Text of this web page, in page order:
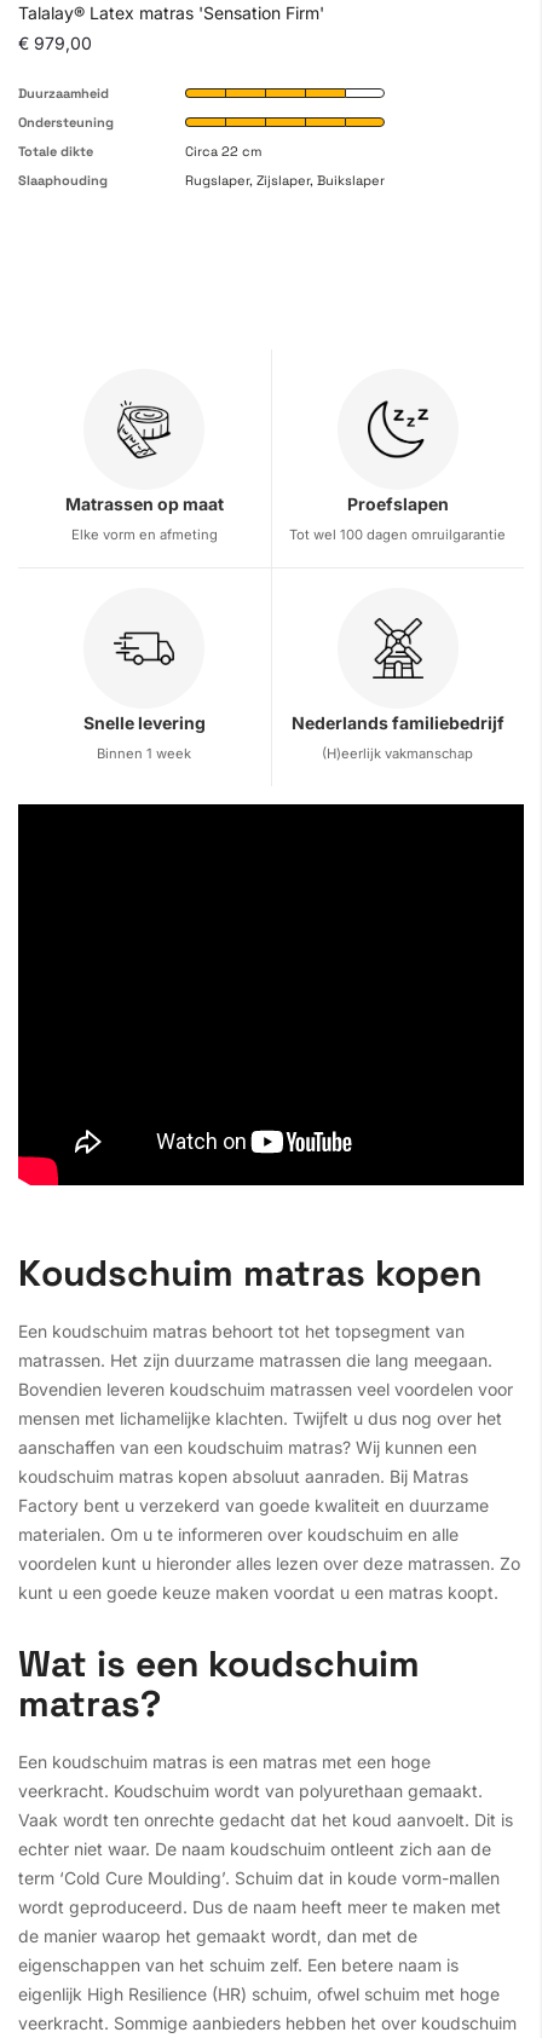
Talalay® Latex matras 'Sensation Firm'
€ 979,00
Duurzaamheid
Ondersteuning
Totale dikte
Circa 22 cm
Slaaphouding
Rugslaper, Zijslaper, Buikslaper
Matrassen op maat
Elke vorm en afmeting
Proefslapen
Tot wel 100 dagen omruilgarantie
Snelle levering
Binnen 1 week
Nederlands familiebedrijf
(H)eerlijk vakmanschap
Koudschuim matras kopen
Een koudschuim matras behoort tot het topsegment van
matrassen. Het zijn duurzame matrassen die lang meegaan.
Bovendien leveren koudschuim matrassen veel voordelen voor
mensen met lichamelijke klachten. Twijfelt u dus nog over het
aanschaffen van een koudschuim matras? Wij kunnen een
koudschuim matras kopen absoluut aanraden. Bij Matras
Factory bent u verzekerd van goede kwaliteit en duurzame
materialen. Om u te informeren over koudschuim en alle
voordelen kunt u hieronder alles lezen over deze matrassen. Zo
kunt u een goede keuze maken voordat u een matras koopt.
Wat is een koudschuim
matras?
Een koudschuim matras is een matras met een hoge
veerkracht. Koudschuim wordt van polyurethaan gemaakt.
Vaak wordt ten onrechte gedacht dat het koud aanvoelt. Dit is
echter niet waar. De naam koudschuim ontleent zich aan de
term ‘Cold Cure Moulding’. Schuim dat in koude vorm-mallen
wordt geproduceerd. Dus de naam heeft meer te maken met
de manier waarop het gemaakt wordt, dan met de
eigenschappen van het schuim zelf. Een betere naam is
eigenlijk High Resilience (HR) schuim, ofwel schuim met hoge
veerkracht. Sommige aanbieders hebben het over koudschuim